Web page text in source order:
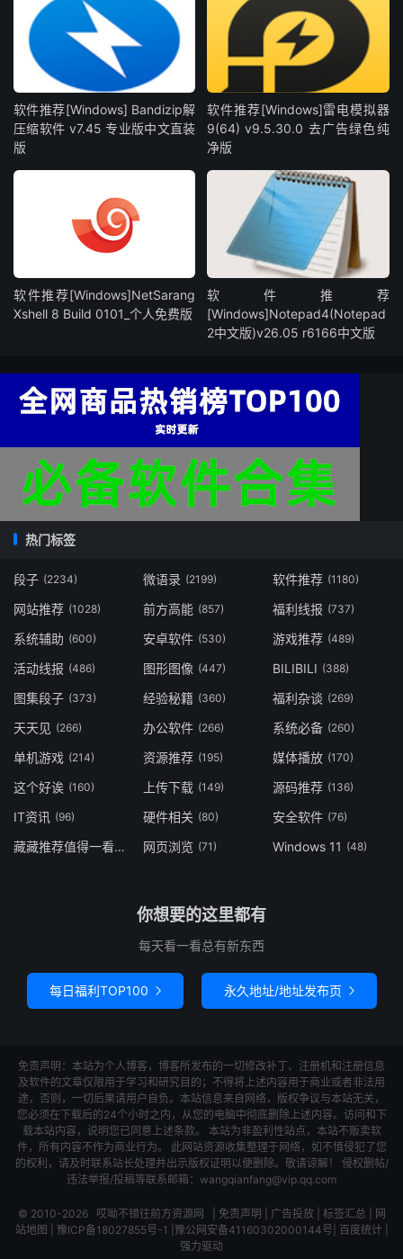
软件推荐[Windows] Bandizip解
压缩软件 v7.45 专业版中文直装
版
软件推荐[Windows]雷电模拟器
9(64) v9.5.30.0 去广告绿色纯
净版
软件推荐[Windows]NetSarang
Xshell 8 Build 0101_个人免费版
软件推荐
[Windows]Notepad4(Notepad
2中文版)v26.05 r6166中文版
热门标签
段子 (2234) 微语录 (2199) 软件推荐 (1180)
网站推荐 (1028) 前方高能 (857) 福利线报 (737)
系统辅助 (600) 安卓软件 (530) 游戏推荐 (489)
活动线报 (486) 图形图像 (447) BILIBILI (388)
图集段子 (373) 经验秘籍 (360) 福利杂谈 (269)
天天见 (266) 办公软件 (266) 系统必备 (260)
单机游戏 (214) 资源推荐 (195) 媒体播放 (170)
这个好诶 (160) 上传下载 (149) 源码推荐 (136)
IT资讯 (96) 硬件相关 (80) 安全软件 (76)
藏藏推荐值得一看 网页浏览 (71) Windows 11 (48)
你想要的这里都有
每天看一看总有新东西
每日福利TOP100  永久地址/地址发布页 
免责声明：本站为个人博客，博客所发布的一切修改补丁、注册机和注册信息
及软件的文章仅限用于学习和研究目的；不得将上述内容用于商业或者非法用
途，否则，一切后果请用户自负。本站信息来自网络，版权争议与本站无关，
您必须在下载后的24个小时之内，从您的电脑中彻底删除上述内容。访问和下
载本站内容，说明您已同意上述条款。 本站为非盈利性站点，本站不贩卖软
件，所有内容不作为商业行为。 此网站资源收集整理于网络，如不慎侵犯了您
的权利，请及时联系站长处理并出示版权证明以便删除。敬请谅解！ 侵权删帖/
违法举报/投稿等联系邮箱：wangqianfang@vip.qq.com
© 2010-2026 哎呦不错往前方资源网 免责声明 广告投放| 标签汇总
网
站地图
豫ICP备18027855号-1 豫公网安备41160302000144号 百度统计|
强力驱动